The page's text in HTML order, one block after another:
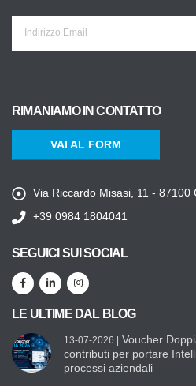
RIMANIAMO IN CONTATTO
VAI AL FORM
Via Riccardo Misasi, 11 - 87100
+39 0984 1804041
SEGUICI SUI SOCIAL
LE ULTIME DAL BLOG
13-07-2026 | Voucher
contributi per portare
processi aziendali